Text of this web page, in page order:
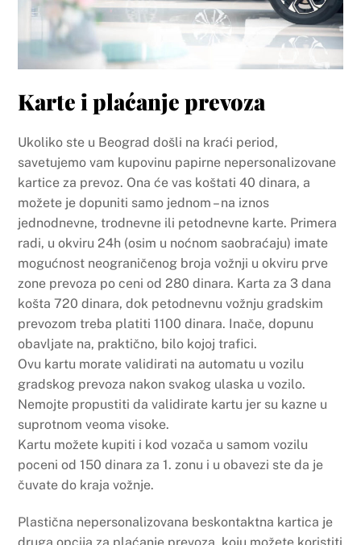
Karte i plaćanje prevoza
Ukoliko ste u Beograd došli na kraći period,
savetujemo vam kupovinu papirne nepersonalizovane
kartice za prevoz. Ona će vas koštati 40 dinara, a
možete je dopuniti samo jednom – na iznos
jednodnevne, trodnevne ili petodnevne karte. Primera
radi, u okviru 24h (osim u noćnom saobraćaju) imate
mogućnost neograničenog broja vožnji u okviru prve
zone prevoza po ceni od 280 dinara. Karta za 3 dana
košta 720 dinara, dok petodnevnu vožnju gradskim
prevozom treba platiti 1100 dinara. Inače, dopunu
obavljate na, praktično, bilo kojoj trafici.
Ovu kartu morate validirati na automatu u vozilu
gradskog prevoza nakon svakog ulaska u vozilo.
Nemojte propustiti da validirate kartu jer su kazne u
suprotnom veoma visoke.
Kartu možete kupiti i kod vozača u samom vozilu
poceni od 150 dinara za 1. zonu i u obavezi ste da je
čuvate do kraja vožnje.
Plastična nepersonalizovana beskontaktna kartica je